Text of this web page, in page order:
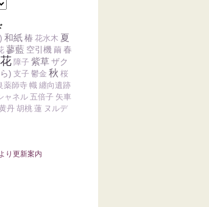
和紙椿 花水木 夏
蓼藍 空引機 繭 春
障子 紫草ザク
) 支子 鬱金 秋 桜
薬師寺 幟 纏向遺跡
ャネル 五倍子 矢車
丹 胡桃 蓮 ヌルデ
り更新案内